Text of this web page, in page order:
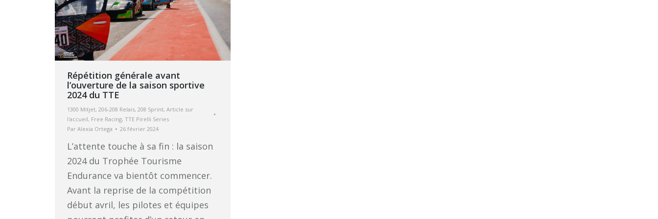
Répétition générale avant
l’ouverture de la saison sportive
2024 du TTE
1300 Mitjet, 206-208 Relais, 208 Sprint, Article sur
l'accueil, Free Racing, TTE Pirelli Series
Par Alexia Ortega 26 février 2024
L’attente touche à sa fin : la saison
2024 du Trophée Tourisme
Endurance va bientôt commencer.
Avant la reprise de la compétition
début avril, les pilotes et équipes